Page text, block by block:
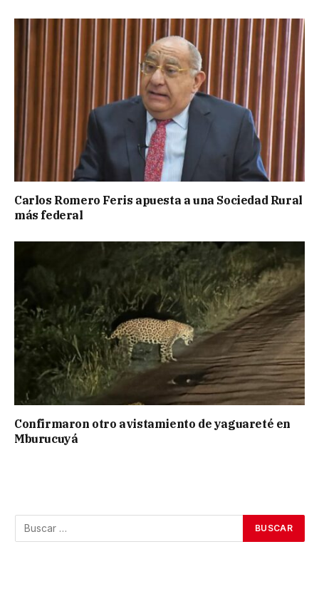
Carlos Romero Feris apuesta a una Sociedad Rural
más federal
Confirmaron otro avistamiento de yaguareté en
Mburucuyá